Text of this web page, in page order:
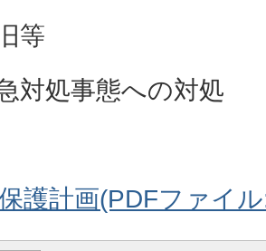
等
対処事態への対処
護計画(PDFファイ